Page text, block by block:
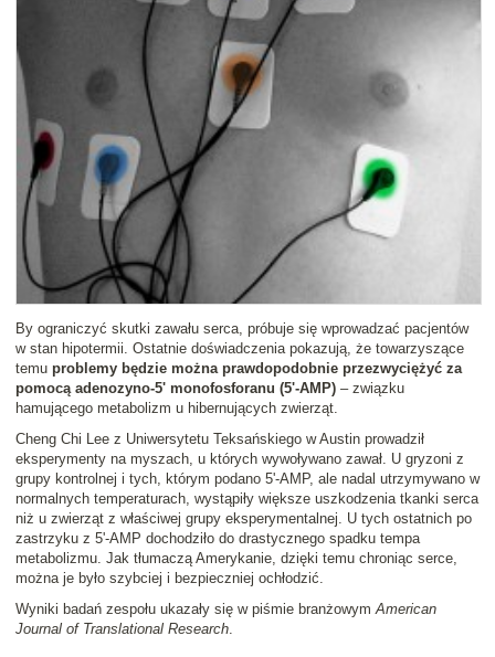
By ograniczyć skutki zawału serca, próbuje się wprowadzać pacjentów
w stan hipotermii. Ostatnie doświadczenia pokazują, że towarzyszące
temu problemy będzie można prawdopodobnie przezwyciężyć za
pomocą adenozyno-5' monofosforanu (5'-AMP) – związku
hamującego metabolizm u hibernujących zwierząt.
Cheng Chi Lee z Uniwersytetu Teksańskiego w Austin prowadził
eksperymenty na myszach, u których wywoływano zawał. U gryzoni z
grupy kontrolnej i tych, którym podano 5'-AMP, ale nadal utrzymywano w
normalnych temperaturach, wystąpiły większe uszkodzenia tkanki serca
niż u zwierząt z właściwej grupy eksperymentalnej. U tych ostatnich po
zastrzyku z 5'-AMP dochodziło do drastycznego spadku tempa
metabolizmu. Jak tłumaczą Amerykanie, dzięki temu chroniąc serce,
można je było szybciej i bezpieczniej ochłodzić.
Wyniki badań zespołu ukazały się w piśmie branżowym American
Journal of Translational Research